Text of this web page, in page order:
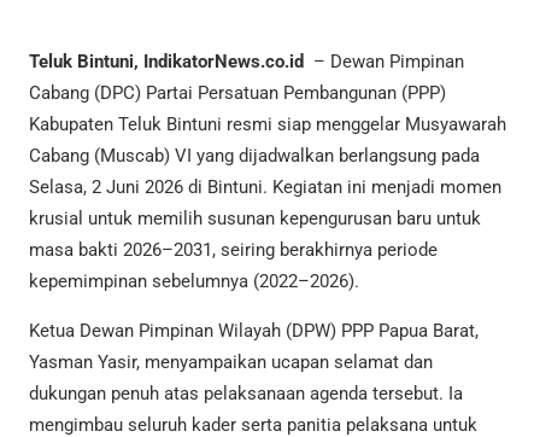
Teluk Bintuni, IndikatorNews.co.id
– Dewan Pimpinan
Cabang (DPC) Partai Persatuan Pembangunan (PPP)
Kabupaten Teluk Bintuni resmi siap menggelar Musyawarah
Cabang (Muscab) VI yang dijadwalkan berlangsung pada
Selasa, 2 Juni 2026 di Bintuni. Kegiatan ini menjadi momen
krusial untuk memilih susunan kepengurusan baru untuk
masa bakti 2026–2031, seiring berakhirnya periode
kepemimpinan sebelumnya (2022–2026).
Ketua Dewan Pimpinan Wilayah (DPW) PPP Papua Barat,
Yasman Yasir, menyampaikan ucapan selamat dan
dukungan penuh atas pelaksanaan agenda tersebut. Ia
mengimbau seluruh kader serta panitia pelaksana untuk